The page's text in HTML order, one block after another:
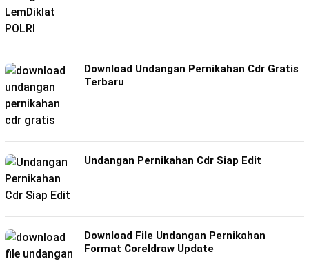
Download Undangan Pernikahan Cdr Gratis
Terbaru
Undangan Pernikahan Cdr Siap Edit
Download File Undangan Pernikahan
Format Coreldraw Update